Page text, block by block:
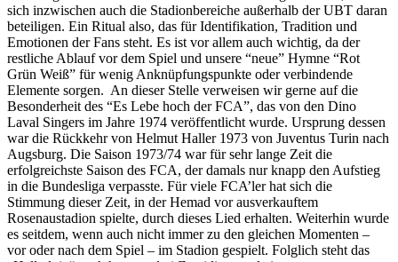
sich inzwischen auch die Stadionbereiche außerhalb der UBT daran
beteiligen. Ein Ritual also, das für Identifikation, Tradition und
Emotionen der Fans steht. Es ist vor allem auch wichtig, da der
restliche Ablauf vor dem Spiel und unsere “neue” Hymne “Rot
Grün Weiß” für wenig Anknüpfungspunkte oder verbindende
Elemente sorgen. An dieser Stelle verweisen wir gerne auf die
Besonderheit des “Es Lebe hoch der FCA”, das von den Dino
Laval Singers im Jahre 1974 veröffentlicht wurde. Ursprung dessen
war die Rückkehr von Helmut Haller 1973 von Juventus Turin nach
Augsburg. Die Saison 1973/74 war für sehr lange Zeit die
erfolgreichste Saison des FCA, der damals nur knapp den Aufstieg
in die Bundesliga verpasste. Für viele FCA’ler hat sich die
Stimmung dieser Zeit, in der Hemad vor ausverkauftem
Rosenaustadion spielte, durch dieses Lied erhalten. Weiterhin wurde
es seitdem, wenn auch nicht immer zu den gleichen Momenten –
vor oder nach dem Spiel – im Stadion gespielt. Folglich steht das